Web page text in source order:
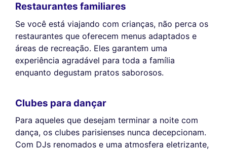
Restaurantes familiares
Se você está viajando com crianças, não perca os
restaurantes que oferecem menus adaptados e
áreas de recreação. Eles garantem uma
experiência agradável para toda a família
enquanto degustam pratos saborosos.
Clubes para dançar
Para aqueles que desejam terminar a noite com
dança, os clubes parisienses nunca decepcionam.
Com DJs renomados e uma atmosfera eletrizante,